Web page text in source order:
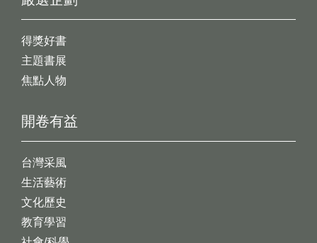
開卷有益
台灣采風
生活藝術
文化歷史
教育學習
得獎好書
主題書展
焦點人物